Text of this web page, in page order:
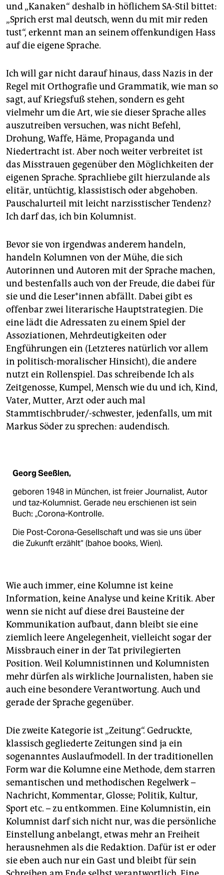
und „Kanaken“ deshalb in höflichem SA-Stil bittet:
„Sprich erst mal deutsch, wenn du mit mir reden
tust“, erkennt man an seinem offenkundigen Hass
auf die eigene Sprache.
Ich will gar nicht darauf hinaus, dass Nazis in der
Regel mit Orthografie und Grammatik, wie man so
sagt, auf Kriegsfuß stehen, sondern es geht
vielmehr um die Art, wie sie dieser Sprache alles
auszutreiben versuchen, was nicht Befehl,
Drohung, Waffe, Häme, Propaganda und
Niedertracht ist. Aber noch weiter verbreitet ist
das Misstrauen gegenüber den Möglichkeiten der
eigenen Sprache. Sprachliebe gilt hierzulande als
elitär, untüchtig, klassistisch oder abgehoben.
Pauschalurteil mit leicht narzisstischer Tendenz?
Ich darf das, ich bin Kolumnist.
Bevor sie von irgendwas anderem handeln,
handeln Kolumnen von der Mühe, die sich
Autorinnen und Autoren mit der Sprache machen,
und bestenfalls auch von der Freude, die dabei für
sie und die Leser*innen abfällt. Dabei gibt es
offenbar zwei literarische Hauptstrategien. Die
eine lädt die Adressaten zu einem Spiel der
Assoziationen, Mehrdeutigkeiten oder
Engführungen ein (Letzteres natürlich vor allem
in politisch-moralischer Hinsicht), die andere
nutzt ein Rollenspiel. Das schreibende Ich als
Zeitgenosse, Kumpel, Mensch wie du und ich, Kind,
Vater, Mutter, Arzt oder auch mal
Stammtischbruder/-schwester, jedenfalls, um mit
Markus Söder zu sprechen: audendisch.
Georg Seeßlen,
geboren 1948 in München, ist freier Journalist, Autor
und taz-Kolumnist. Gerade neu erschienen ist sein
Buch: „Corona-Kontrolle.
Die Post-Corona-Gesellschaft und was sie uns über
die Zukunft erzählt“ (bahoe books, Wien).
Wie auch immer, eine Kolumne ist keine
Information, keine Analyse und keine Kritik. Aber
wenn sie nicht auf diese drei Bausteine der
Kommunikation aufbaut, dann bleibt sie eine
ziemlich leere Angelegenheit, vielleicht sogar der
Missbrauch einer in der Tat privilegierten
Position. Weil Kolumnistinnen und Kolumnisten
mehr dürfen als wirkliche Journalisten, haben sie
auch eine besondere Verantwortung. Auch und
gerade der Sprache gegenüber.
Die zweite Kategorie ist „Zeitung“. Gedruckte,
klassisch gegliederte Zeitungen sind ja ein
sogenanntes Auslaufmodell. In der traditionellen
Form war die Kolumne eine Methode, dem starren
semantischen und methodischen Regelwerk –
Nachricht, Kommentar, Glosse; Politik, Kultur,
Sport etc. – zu entkommen. Eine Kolumnistin, ein
Kolumnist darf sich nicht nur, was die persönliche
Einstellung anbelangt, etwas mehr an Freiheit
herausnehmen als die Redaktion. Dafür ist er oder
sie eben auch nur ein Gast und bleibt für sein